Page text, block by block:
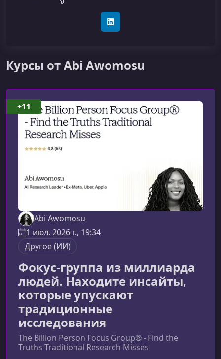
LinkedIn
Курсы от Abi Awomosu
Abi Awomosu
1 июл. 2026 г., 19:34
Другое (ИИ)
Фокус-группа из миллиарда
людей. Находите инсайты,
которые упускают
традиционные
исследования
The Billion Person Focus Group® - Find the
Truths Traditional Research Misses
+11